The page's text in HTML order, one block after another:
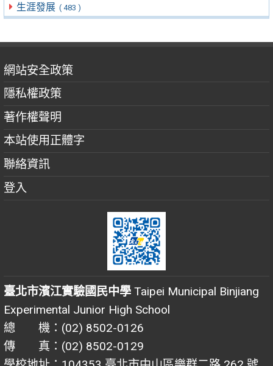
生涯發展 ( 483 )
網站安全政策
隱私權政策
著作權聲明
本站使用正體字
聯絡資訊
登入
臺北市濱江實驗國民中學 Taipei Municipal Binjiang
Experimental Junior High School
總 機：(02) 8502-0126
傳 真：(02) 8502-0129